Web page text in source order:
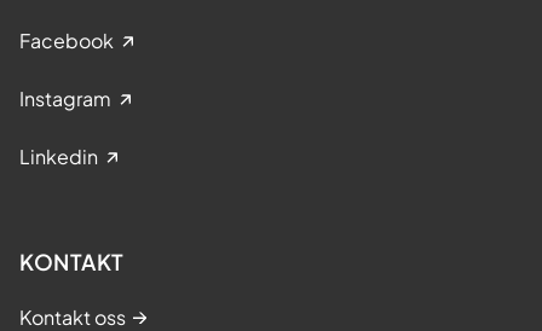
Facebook
Instagram
Linkedin
KONTAKT
Kontakt oss